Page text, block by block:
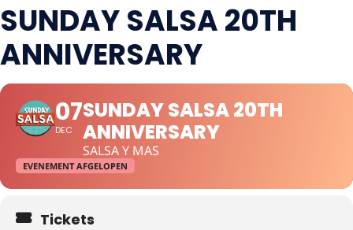
SUNDAY SALSA 20TH
ANNIVERSARY
07
DEC
SUNDAY SALSA 20TH
ANNIVERSARY
SALSA Y MAS
EVENEMENT AFGELOPEN
Tickets